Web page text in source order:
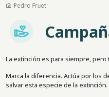
Pedro Fruet
Imagem
La extinción es para siempre,
Marca la diferencia. Actúa por los
salvar esta especie de la extinción.